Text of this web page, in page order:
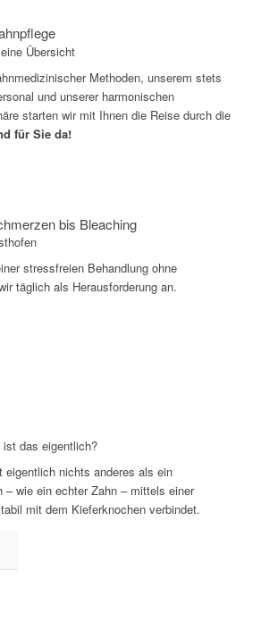
Übersicht
Methoden, unserem stets
und unserer harmonischen
starten wir mit Ihnen die Reise durch die
für Sie da!
bis Bleaching
stressfreien Behandlung ohne
täglich als Herausforderung an.
das eigentlich?
eigentlich nichts anderes als ein
– wie ein echter Zahn – mittels einer
mit dem Kieferknochen verbindet.